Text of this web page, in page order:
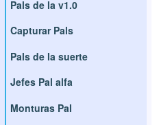
Pals de la v1.0
Capturar Pals
Pals de la suerte
Jefes Pal alfa
Monturas Pal